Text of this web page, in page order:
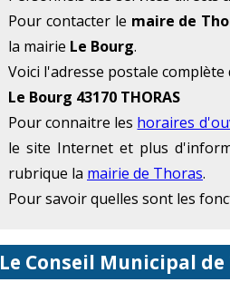
Pour contacter le maire de
la mairie Le Bourg.
Voici l'adresse postale
Le Bourg 43170 THORAS
Pour connaitre les horaires
le site Internet et plus
rubrique la mairie de Thoras.
Pour savoir quelles sont les
Le Conseil Municipal de